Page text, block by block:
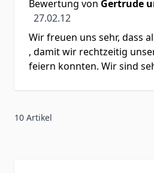
Bewertung von Gertrude
27. Februar 2012
27.02.12
Wir freuen uns sehr, dass
, damit wir rechtzeitig
feiern konnten. Wir sind
10 Artikel